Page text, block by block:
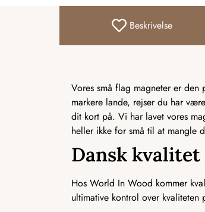
Beskrivelse
Vores små flag magneter er
markere lande, rejser du har
dit kort på. Vi har lavet vores
heller ikke for små til at mangle
Dansk kvalitet
Hos World In Wood kommer
ultimative kontrol over